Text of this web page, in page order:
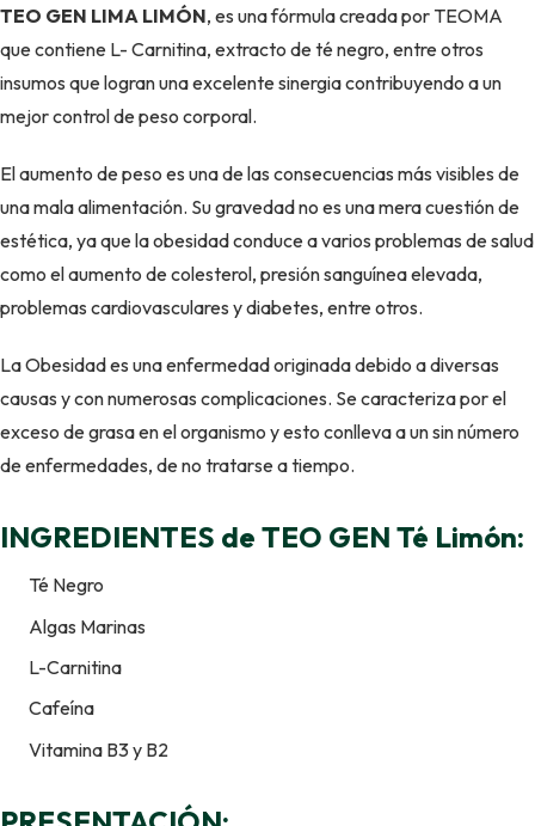
TEO GEN LIMA LIMÓN, es una fórmula creada por TEOMA
que contiene L- Carnitina, extracto de té negro, entre otros
insumos que logran una excelente sinergia contribuyendo a un
mejor control de peso corporal.
El aumento de peso es una de las consecuencias más visibles de
una mala alimentación. Su gravedad no es una mera cuestión de
estética, ya que la obesidad conduce a varios problemas de salud
como el aumento de colesterol, presión sanguínea elevada,
problemas cardiovasculares y diabetes, entre otros.
La Obesidad es una enfermedad originada debido a diversas
causas y con numerosas complicaciones. Se caracteriza por el
exceso de grasa en el organismo y esto conlleva a un sin número
de enfermedades, de no tratarse a tiempo.
INGREDIENTES de TEO GEN Té Limón:
Té Negro
Algas Marinas
L-Carnitina
Cafeína
Vitamina B3 y B2